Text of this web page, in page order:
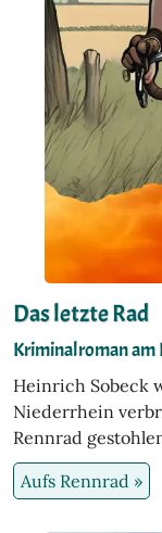
Das letzte Rad
Kriminalroman am
Heinrich Sobeck
Niederrhein
Rennrad
Aufs Rennrad »